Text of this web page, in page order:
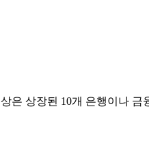
상장된 10개 은행이나